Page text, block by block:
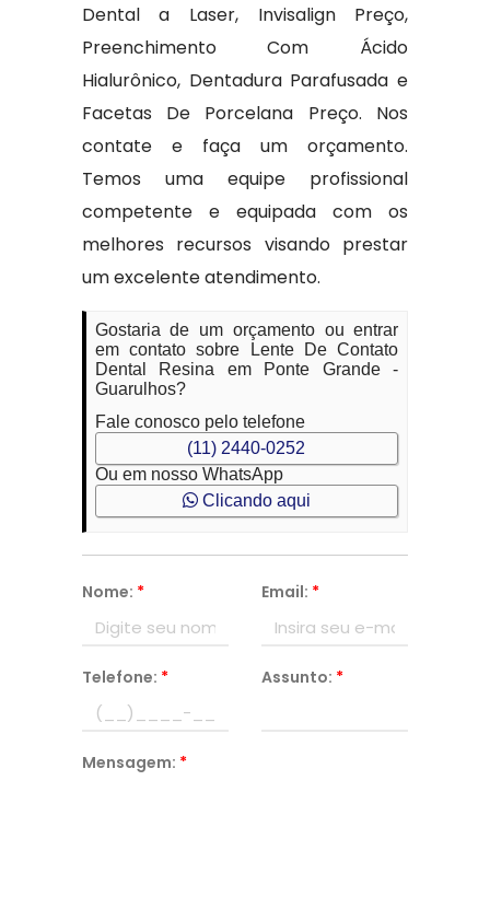
Dental a Laser, Invisalign Preço,
Preenchimento Com Ácido
Hialurônico, Dentadura Parafusada e
Facetas De Porcelana Preço. Nos
contate e faça um orçamento.
Temos uma equipe profissional
competente e equipada com os
melhores recursos visando prestar
um excelente atendimento.
Gostaria de um orçamento ou entrar
em contato sobre Lente De Contato
Dental Resina em Ponte Grande -
Guarulhos?
Fale conosco pelo telefone
(11) 2440-0252
Ou em nosso WhatsApp
Clicando aqui
Nome: * Email: *
Telefone: * Assunto: *
Mensagem: *